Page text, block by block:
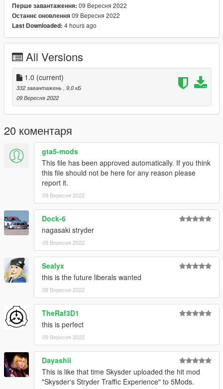
Перше завантаження: 09 Вересня 2022
Останнє оновлення09 Вересня 2022
Last Downloaded: 4 hours ago
All Versions
1.0 (current)
332 завантажень
, 9,0 кБ
09 Вересня 2022
20 коментаря
gta5-mods
This file has been approved automatically. If you think
this file should not be here for any reason please
report it.
09 Вересня 2022
Dock-6
nagasaki stryder
09 Вересня 2022
Sealyx
this is the future liberals wanted
09 Вересня 2022
TheRaf3D1
this is perfect
09 Вересня 2022
Dayashii
This is like that time Skysder uploaded the hit mod
"Skysder's Stryder Traffic Experience" to 5Mods.